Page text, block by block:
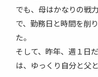
でも、母はかなりの戦
で、勤務日と時間を削
た。
そして、昨年、週１日
は、ゆっくり自分と父